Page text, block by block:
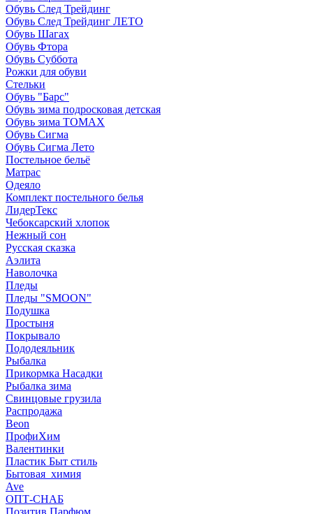
Обувь След Трейдинг
Обувь След Трейдинг ЛЕТО
Обувь Шагах
Обувь Фтора
Обувь Суббота
Рожки для обуви
Стельки
Обувь "Барс"
Обувь зима подросковая детская
Обувь зима ТОМАХ
Обувь Сигма
Обувь Сигма Лето
Постельное бельё
Матрас
Одеяло
Комплект постельного белья
ЛидерТекс
Чебоксарский хлопок
Нежный сон
Русская сказка
Аэлита
Наволочка
Пледы
Пледы "SMOON"
Подушка
Простыня
Покрывало
Пододеяльник
Рыбалка
Прикормка Насадки
Рыбалка зима
Свинцовые грузила
Распродажа
Beon
ПрофиХим
Валентинки
Пластик Быт стиль
Бытовая_химия
Ave
ОПТ-СНАБ
Позитив Парфюм